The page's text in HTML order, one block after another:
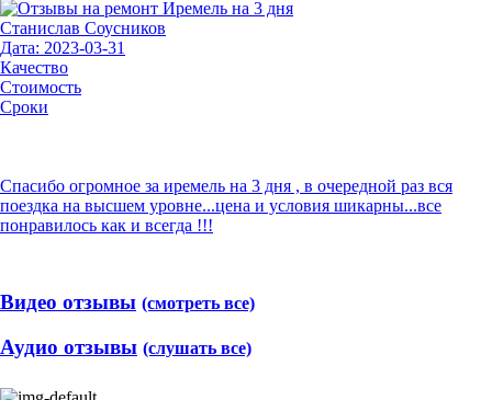
Станислав Соусников
Дата: 2023-03-31
Качество
Стоимость
Сроки
Спасибо огромное за иремель на 3 дня , в очередной раз вся
поездка на высшем уровне...цена и условия шикарны...все
понравилось как и всегда !!!
Видео отзывы (смотреть все)
Аудио отзывы (слушать все)